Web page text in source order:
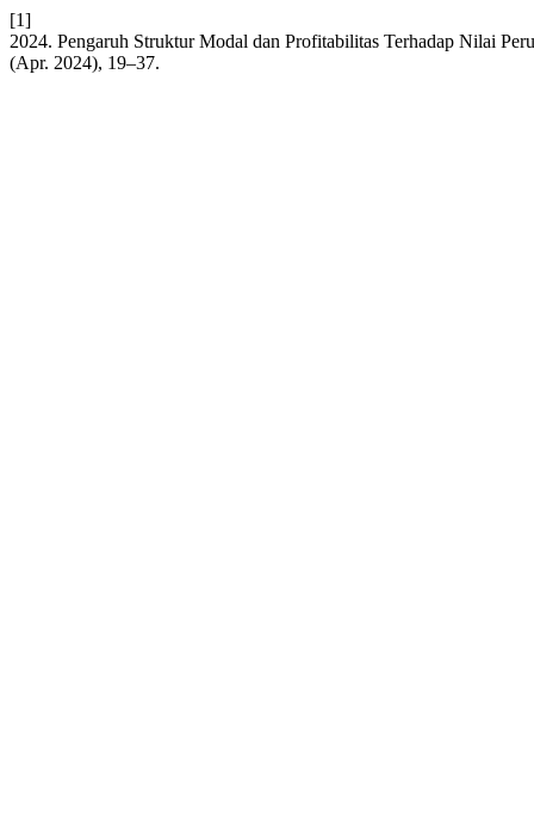
[1]
2024. Pengaruh Struktur Modal dan Profitabilitas Terhadap Nilai
(Apr. 2024), 19–37.